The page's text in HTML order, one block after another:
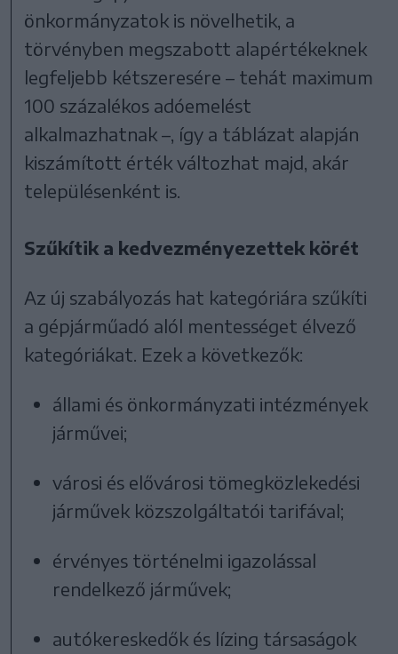
önkormányzatok is növelhetik, a
törvényben megszabott alapértékeknek
legfeljebb kétszeresére – tehát maximum
100 százalékos adóemelést
alkalmazhatnak –, így a táblázat alapján
kiszámított érték változhat majd, akár
településenként is.
Szűkítik a kedvezményezettek körét
Az új szabályozás hat kategóriára szűkíti
a gépjárműadó alól mentességet élvező
kategóriákat. Ezek a következők:
állami és önkormányzati intézmények
járművei;
városi és elővárosi tömegközlekedési
járművek közszolgáltatói tarifával;
érvényes történelmi igazolással
rendelkező járművek;
autókereskedők és lízing társaságok